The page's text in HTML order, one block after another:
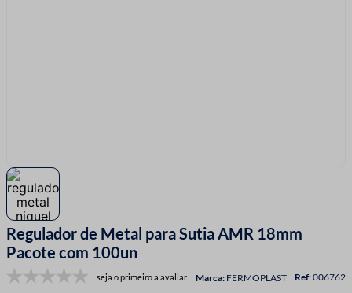
Regulador de Metal para Sutia AMR 18mm
Pacote com 100un
seja o primeiro a avaliar FERMOPLAST :006762